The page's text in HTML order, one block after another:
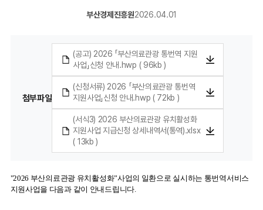
부산경제진흥원2026.04.01
첨부파일
(공고) 2026 「부산의료관광 통번역 지원
사업」신청 안내.hwp ( 96kb )
(신청서류) 2026 「부산의료관광 통번역
지원사업」신청 안내.hwp ( 72kb )
(서식3) 2026 부산의료관광 유치활성화
지원사업 지급신청 상세내역서(통역).xlsx
( 13kb )
"2026 부산의료관광 유치활성화”사업의 일환으로 실시하는 통번역서비스
지원사업을 다음과 같이 안내드립니다.